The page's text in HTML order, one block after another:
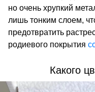
но очень хрупкий
лишь тонким слоем,
предотвратить
родиевого покрытия
Какого